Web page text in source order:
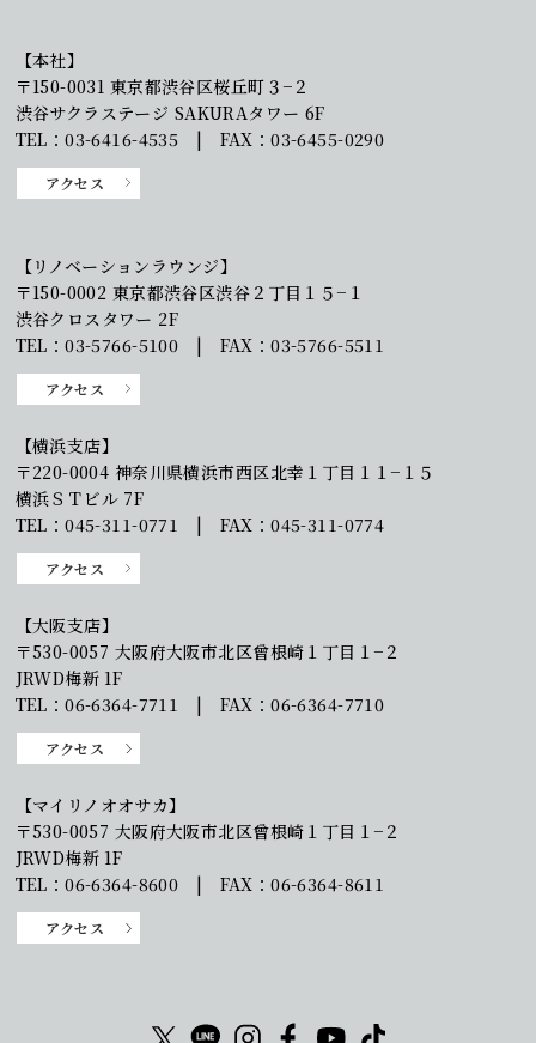
【本社】
〒150-0031 東京都渋谷区桜丘町３−２
渋谷サクラステージ SAKURAタワー 6F
TEL：03-6416-4535 | FAX：03-6455-0290
アクセス
【リノベーションラウンジ】
〒150-0002 東京都渋谷区渋谷２丁目１５−１
渋谷クロスタワー 2F
TEL：03-5766-5100 | FAX：03-5766-5511
アクセス
【横浜支店】
〒220-0004 神奈川県横浜市西区北幸１丁目１１−１５
横浜ＳＴビル 7F
TEL：045-311-0771 | FAX：045-311-0774
アクセス
【大阪支店】
〒530-0057 大阪府大阪市北区曾根崎１丁目１−２
JRWD梅新 1F
TEL：06-6364-7711 | FAX：06-6364-7710
アクセス
【マイリノオオサカ】
〒530-0057 大阪府大阪市北区曾根崎１丁目１−２
JRWD梅新 1F
TEL：06-6364-8600 | FAX：06-6364-8611
アクセス